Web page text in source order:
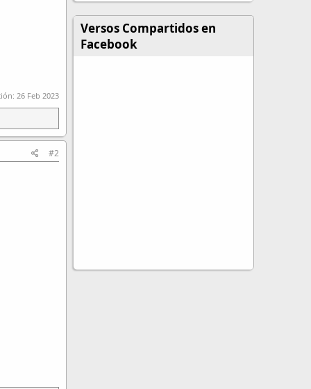
26 Feb 2023
#2
Versos Compartidos en
Facebook